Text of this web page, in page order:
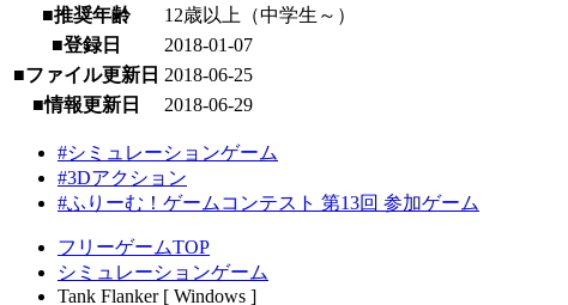
■推奨年齢
12歳以上（中学生～）
■登録日
2018-01-07
■ファイル更新日 2018-06-25
■情報更新日
2018-06-29
#シミュレーションゲーム
#3Dアクション
#ふりーむ！ゲームコンテスト 第13回 参加ゲーム
フリーゲームTOP
シミュレーションゲーム
Tank Flanker [ Windows ]